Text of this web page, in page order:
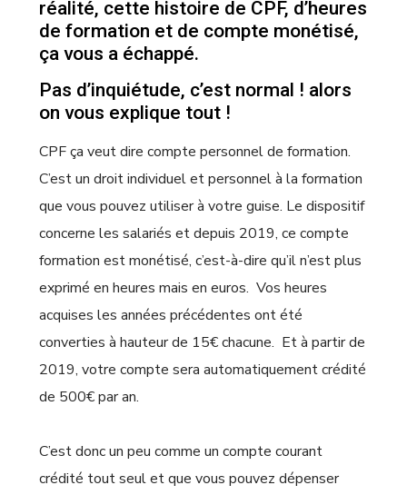
réalité, cette histoire de CPF, d’heures
de formation et de compte monétisé,
ça vous a échappé.
Pas d’inquiétude, c’est normal ! alors
on vous explique tout !
CPF ça veut dire compte personnel de formation.
C’est un droit individuel et personnel à la formation
que vous pouvez utiliser à votre guise. Le dispositif
concerne les salariés et depuis 2019, ce compte
formation est monétisé, c’est-à-dire qu’il n’est plus
exprimé en heures mais en euros. Vos heures
acquises les années précédentes ont été
converties à hauteur de 15€ chacune. Et à partir de
2019, votre compte sera automatiquement crédité
de 500€ par an.
C’est donc un peu comme un compte courant
crédité tout seul et que vous pouvez dépenser